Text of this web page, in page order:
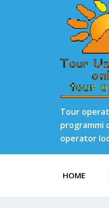
Tour
programmi
operator
HOME